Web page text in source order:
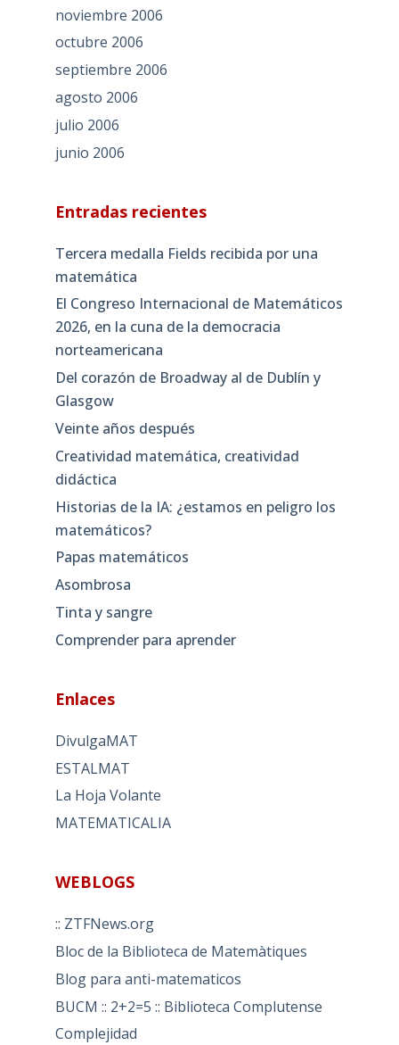
noviembre 2006
octubre 2006
septiembre 2006
agosto 2006
julio 2006
junio 2006
Entradas recientes
Tercera medalla Fields recibida por una
matemática
El Congreso Internacional de Matemáticos
2026, en la cuna de la democracia
norteamericana
Del corazón de Broadway al de Dublín y
Glasgow
Veinte años después
Creatividad matemática, creatividad
didáctica
Historias de la IA: ¿estamos en peligro los
matemáticos?
Papas matemáticos
Asombrosa
Tinta y sangre
Comprender para aprender
Enlaces
DivulgaMAT
ESTALMAT
La Hoja Volante
MATEMATICALIA
WEBLOGS
:: ZTFNews.org
Bloc de la Biblioteca de Matemàtiques
Blog para anti-matematicos
BUCM :: 2+2=5 :: Biblioteca Complutense
Complejidad